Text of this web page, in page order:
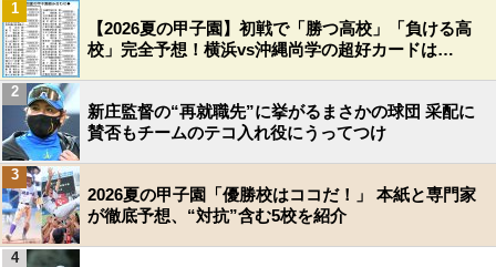
【2026夏の甲子園】初戦で「勝つ高校」「負ける高
校」完全予想！横浜vs沖縄尚学の超好カードは…
1
新庄監督の“再就職先”に挙がるまさかの球団 采配に
賛否もチームのテコ入れ役にうってつけ
2
2026夏の甲子園「優勝校はココだ！」 本紙と専門家
が徹底予想、“対抗”含む5校を紹介
3
4